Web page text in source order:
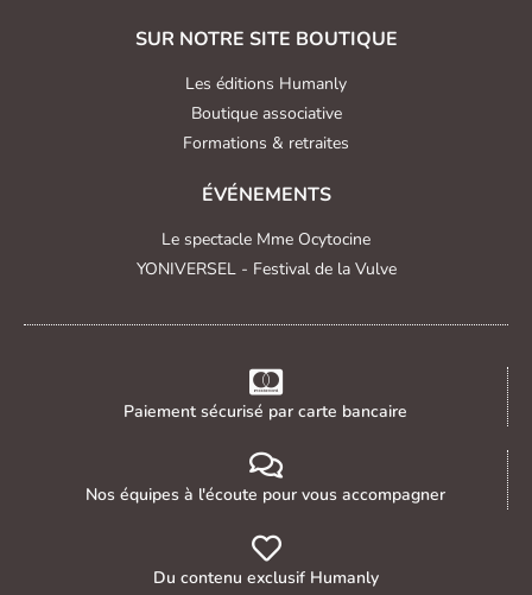
SUR NOTRE SITE BOUTIQUE
Les éditions Humanly
Boutique associative
Formations & retraites
ÉVÉNEMENTS
Le spectacle Mme Ocytocine
YONIVERSEL - Festival de la Vulve
Paiement sécurisé par carte bancaire
Nos équipes à l'écoute pour vous accompagner
Du contenu exclusif Humanly